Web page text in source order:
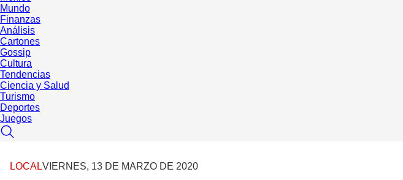
Mundo
Finanzas
Análisis
Cartones
Gossip
Cultura
Tendencias
Ciencia y Salud
Turismo
Deportes
Juegos
LOCALVIERNES, 13 DE MARZO DE 2020